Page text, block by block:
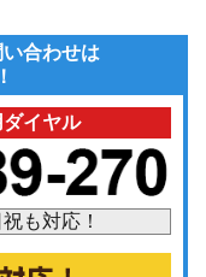
合わせは
イヤル
も対応！